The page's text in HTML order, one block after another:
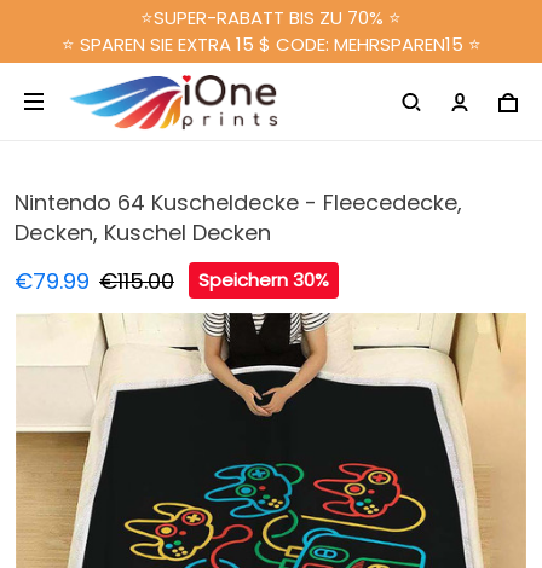
⭐SUPER-RABATT BIS ZU 70% ⭐
⭐ SPAREN SIE EXTRA 15 $ CODE: MEHRSPAREN15 ⭐
Nintendo 64 Kuscheldecke - Fleecedecke,
Decken, Kuschel Decken
€79.99 €115.00 Speichern 30%